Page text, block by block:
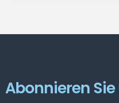
Abonnieren